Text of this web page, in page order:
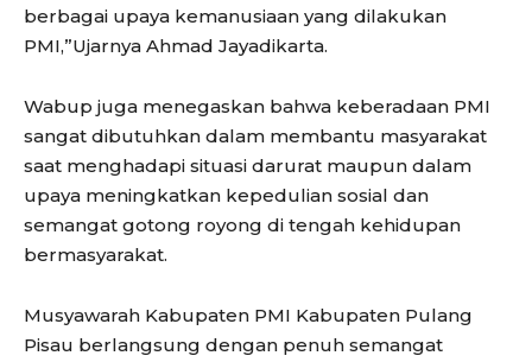
berbagai upaya kemanusiaan yang dilakukan
PMI,”Ujarnya Ahmad Jayadikarta.
Wabup juga menegaskan bahwa keberadaan PMI
sangat dibutuhkan dalam membantu masyarakat
saat menghadapi situasi darurat maupun dalam
upaya meningkatkan kepedulian sosial dan
semangat gotong royong di tengah kehidupan
bermasyarakat.
Musyawarah Kabupaten PMI Kabupaten Pulang
Pisau berlangsung dengan penuh semangat